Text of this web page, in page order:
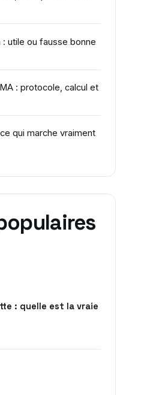
: utile ou fausse bonne
: protocole, calcul et
qui marche vraiment
: quelle est la vraie